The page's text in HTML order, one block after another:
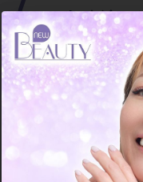
都應該
健康且規
無法在一
皮膚的狀
持，並
食及生